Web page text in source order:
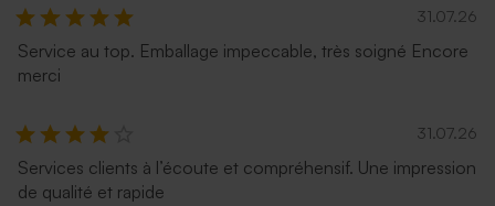
31.07.26
Service au top. Emballage impeccable, très soigné Encore
merci
31.07.26
Services clients à l’écoute et compréhensif. Une impression
de qualité et rapide